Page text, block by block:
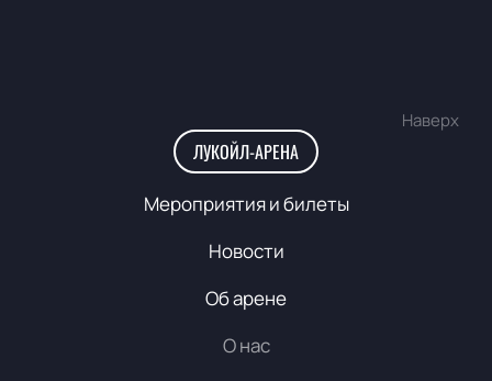
Наверх
ЛУКОЙЛ-АРЕНА
Мероприятия и билеты
Новости
Об арене
О нас